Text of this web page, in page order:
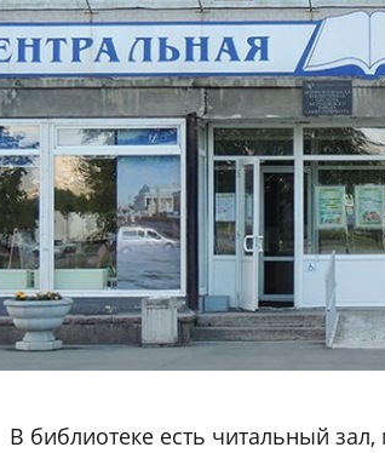
В библиотеке есть читальный